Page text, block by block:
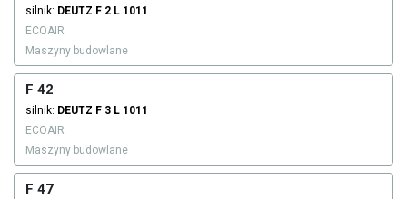
silnik: DEUTZ F 2 L 1011
ECOAIR
Maszyny budowlane
F 42
silnik: DEUTZ F 3 L 1011
ECOAIR
Maszyny budowlane
F 47